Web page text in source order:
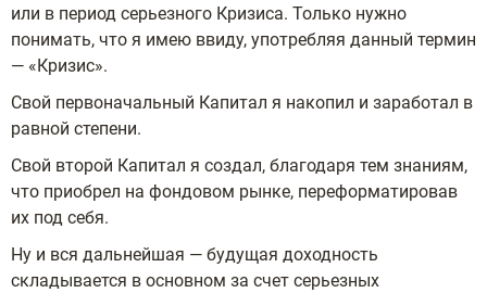
или в период серьезного Кризиса. Только нужно
понимать, что я имею ввиду, употребляя данный термин
— «Кризис».
Свой первоначальный Капитал я накопил и заработал в
равной степени.
Свой второй Капитал я создал, благодаря тем знаниям,
что приобрел на фондовом рынке, переформатировав
их под себя.
Ну и вся дальнейшая — будущая доходность
складывается в основном за счет серьезных